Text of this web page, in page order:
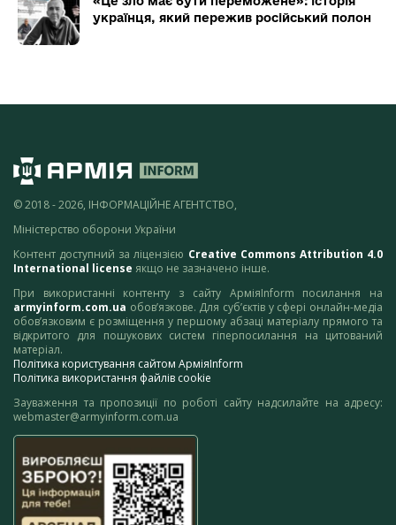
українця, який пережив російський полон
© 2018 - 2026, ІНФОРМАЦІЙНЕ АГЕНТСТВО,
Міністерство оборони України
Контент доступний за ліцензією Creative Commons Attribution 4.0
International license якщо не зазначено інше.
При використанні контенту з сайту АрміяInform посилання на
armyinform.com.ua обов’язкове. Для суб’єктів у сфері онлайн-медіа
обов’язковим є розміщення у першому абзаці матеріалу прямого та
відкритого для пошукових систем гіперпосилання на цитований
матеріал.
Політика користування сайтом АрміяInform
Політика використання файлів cookie
Зауваження та пропозиції по роботі сайту надсилайте на адресу:
webmaster@armyinform.com.ua